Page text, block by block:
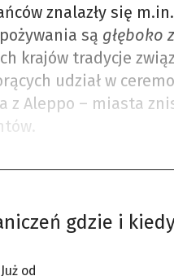
znalazły się
są głęboko
krajów tradycje
udział w
z Aleppo – miasta
gdzie i
Już od